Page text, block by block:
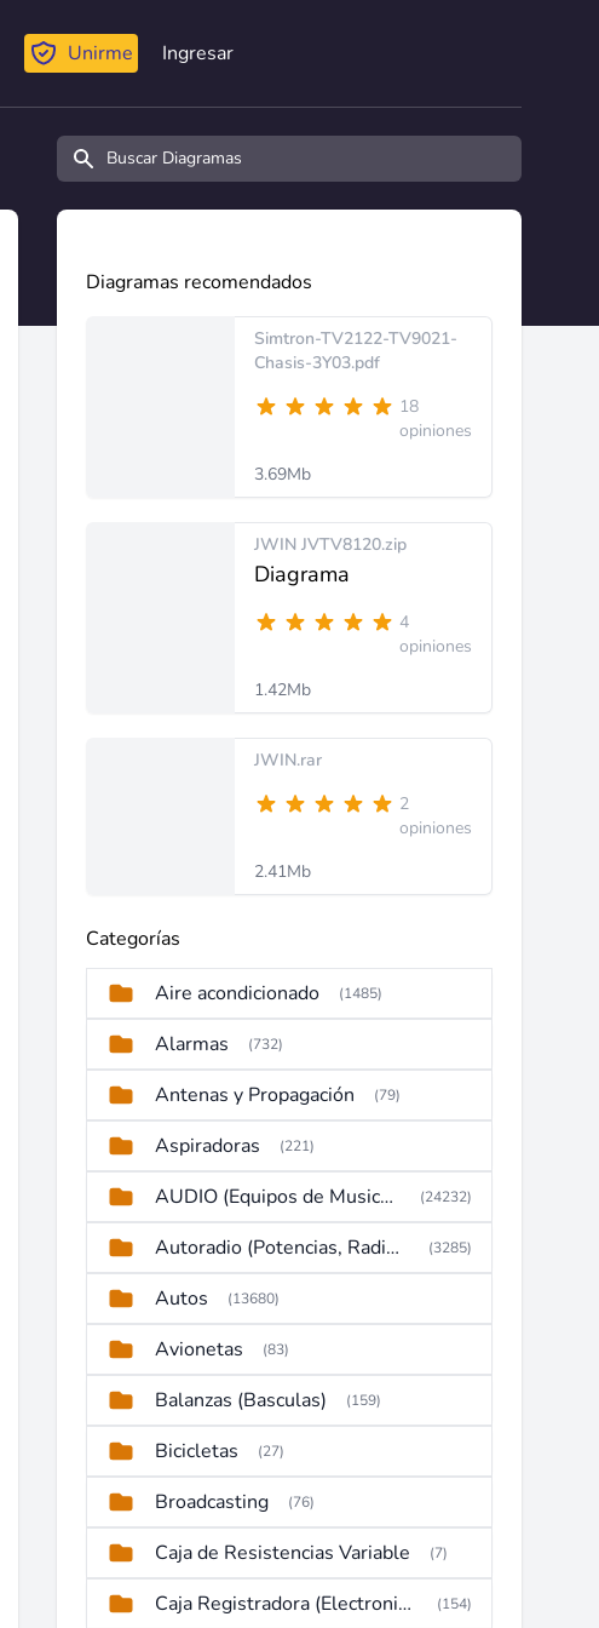
Unirme Ingresar
Buscar diagramas y manuales
Diagramas recomendados
Simtron-TV2122-TV9021-
Chasis-3Y03.pdf
18
opiniones
3.69Mb
JWIN JVTV8120.zip
Diagrama
4
opiniones
1.42Mb
JWIN.rar
2
opiniones
2.41Mb
Categorías
Aire acondicionado (1485)
Alarmas (732)
Antenas y Propagación (79)
Aspiradoras (221)
AUDIO (Equipos de Musica, Amplificadores, Reproductores, Etc) (24232)
Autoradio (Potencias, Radios y DVD) (3285)
Autos (13680)
Avionetas (83)
Balanzas (Basculas) (159)
Bicicletas (27)
Broadcasting (76)
Caja de Resistencias Variable (7)
Caja Registradora (Electronic Cash Register) (154)